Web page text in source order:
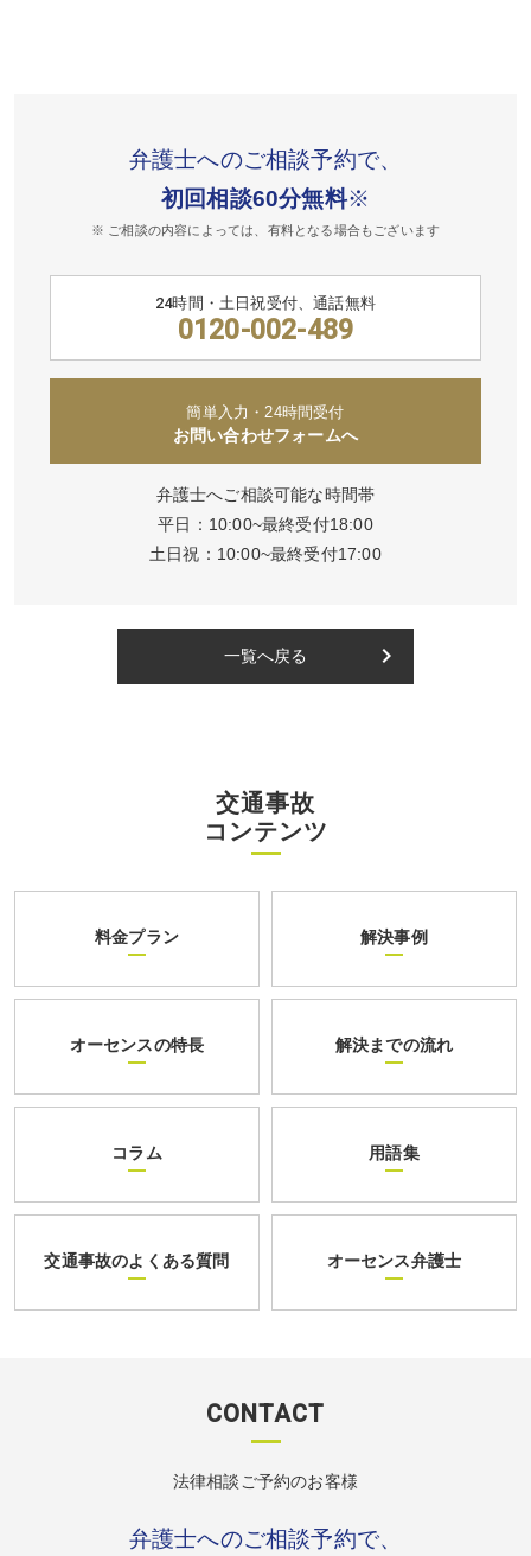
弁護士へのご相談予約で、
初回相談60分無料※
※ ご相談の内容によっては、有料となる場合もございます
24時間・土日祝受付、通話無料
0120-002-489
簡単入力・24時間受付
お問い合わせフォームへ
弁護士へご相談可能な時間帯
平日：10:00~最終受付18:00
土日祝：10:00~最終受付17:00
一覧へ戻る keyboard_arrow_right
交通事故
コンテンツ
料金プラン 解決事例
オーセンスの特長 解決までの流れ
コラム 用語集
交通事故のよくある質問 オーセンス弁護士
CONTACT
法律相談ご予約のお客様
弁護士へのご相談予約で、